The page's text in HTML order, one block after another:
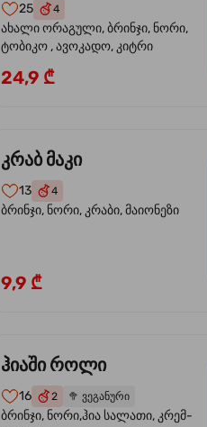
25 4
ახალი ორაგული, ბრინჯი, ნორი,
ტობიკო , ავოკადო, კიტრი
24,9 ₾
კრაბ მაკი
13 4
ბრინჯი, ნორი, კრაბი, მაიონეზი
9,9 ₾
ჰიაში როლი
16 2 🥦 ვეგანური
ბრინჯი, ნორი,ჰია სალათი, კრემ-